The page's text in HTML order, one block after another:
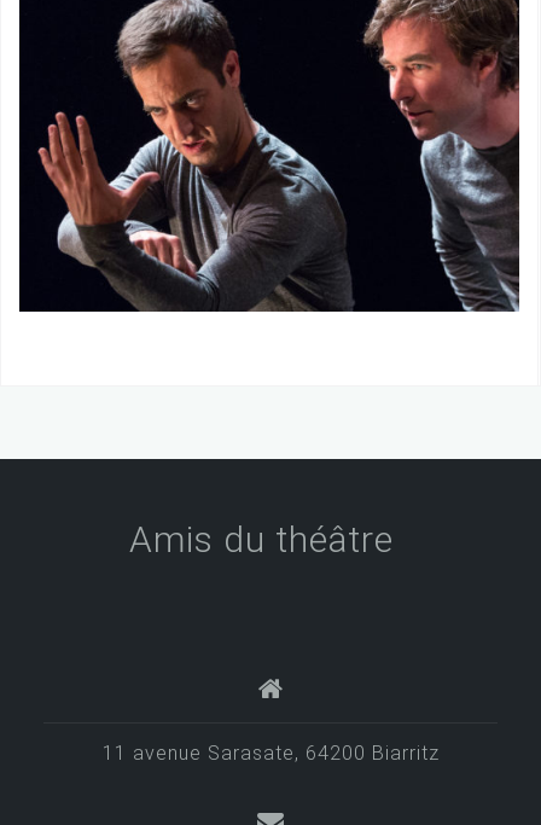
Amis du théâtre
11 avenue Sarasate, 64200 Biarritz